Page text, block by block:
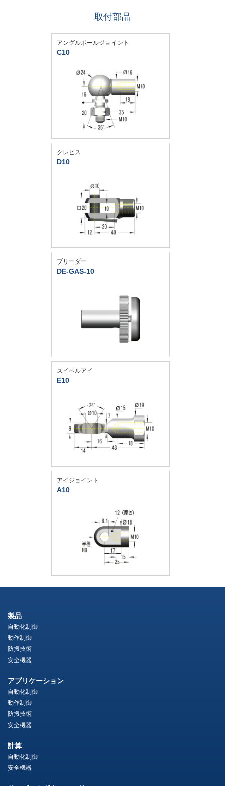
取付部品
アングルボールジョイント
C10
クレビス
D10
ブリーダー
DE-GAS-10
スイベルアイ
E10
アイジョイント
A10
製品
自動化制御
動作制御
防振技術
安全機器
アプリケーション
自動化制御
動作制御
防振技術
安全機器
計算
自動化制御
安全機器